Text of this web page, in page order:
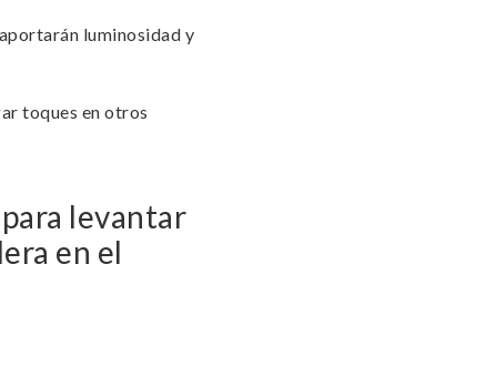
luminosidad y
toques en otros
levantar
en el